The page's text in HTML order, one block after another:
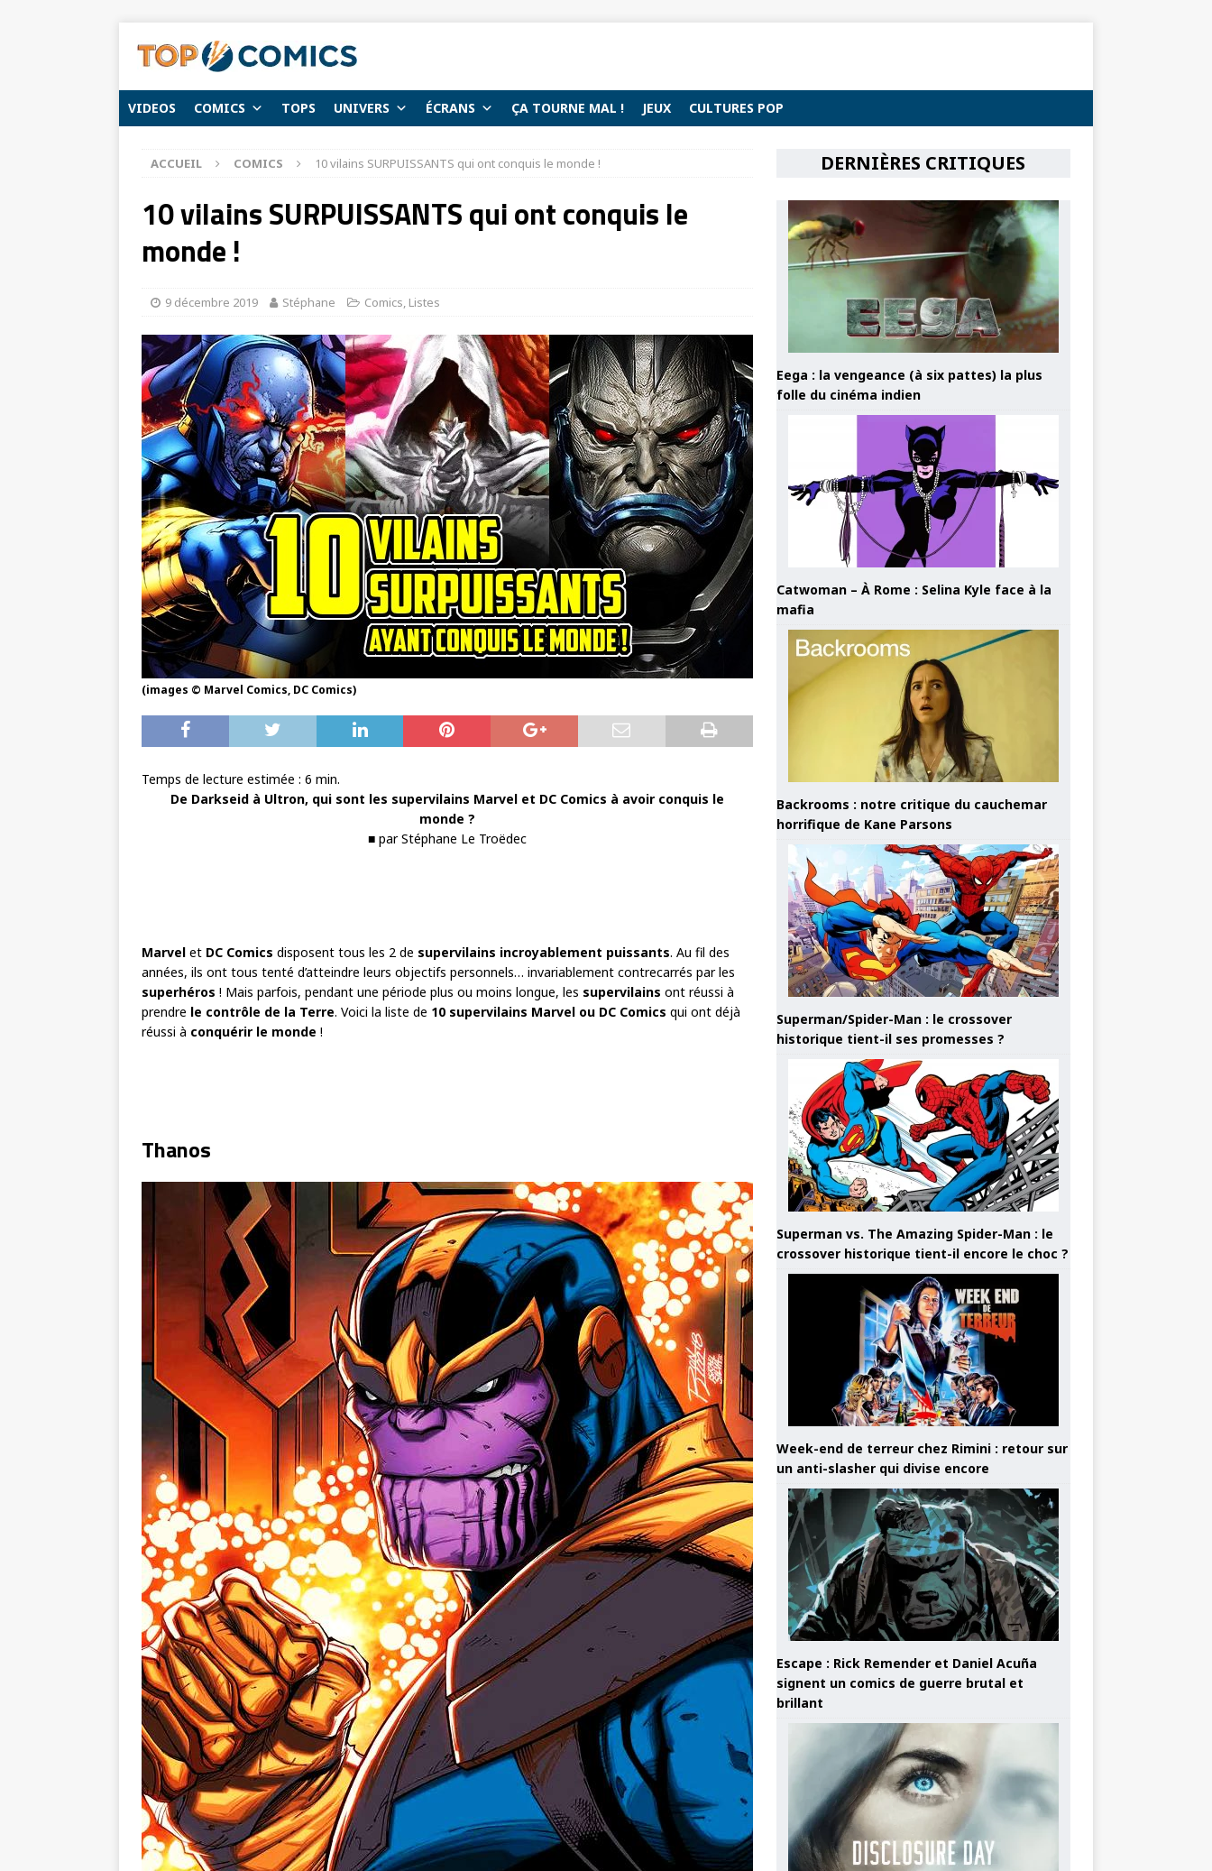
VIDEOS COMICS TOPS UNIVERS ÉCRANS ÇA TOURNE MAL ! JEUX CULTURES POP
ACCUEIL COMICS 10 vilains SURPUISSANTS qui ont conquis le monde !
10 vilains SURPUISSANTS qui ont conquis le
monde !
9 décembre 2019 Stéphane Comics, Listes
(images © Marvel Comics, DC Comics)
Temps de lecture estimée : 6 min.
De Darkseid à Ultron, qui sont les supervilains Marvel et DC Comics à avoir conquis le
monde ?
■ par Stéphane Le Troëdec
Marvel et DC Comics disposent tous les 2 de supervilains incroyablement puissants. Au fil des
années, ils ont tous tenté d’atteindre leurs objectifs personnels… invariablement contrecarrés par les
superhéros ! Mais parfois, pendant une période plus ou moins longue, les supervilains ont réussi à
prendre le contrôle de la Terre. Voici la liste de 10 supervilains Marvel ou DC Comics qui ont déjà
réussi à conquérir le monde !
Thanos
DERNIÈRES CRITIQUES
Eega : la vengeance (à six pattes) la plus
folle du cinéma indien
Catwoman – À Rome : Selina Kyle face à la
mafia
Backrooms : notre critique du cauchemar
horrifique de Kane Parsons
Superman/Spider-Man : le crossover
historique tient-il ses promesses ?
Superman vs. The Amazing Spider-Man : le
crossover historique tient-il encore le choc ?
Week-end de terreur chez Rimini : retour sur
un anti-slasher qui divise encore
Escape : Rick Remender et Daniel Acuña
signent un comics de guerre brutal et
brillant